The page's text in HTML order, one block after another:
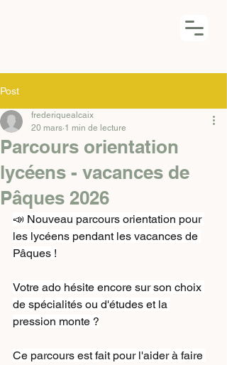
Post
Parcours orientation
lycéens - vacances de
Pâques 2026
frederiquealcaix
20 mars 1 min de lecture
📣 Nouveau parcours orientation pour
les lycéens pendant les vacances de
Pâques !
Votre ado hésite encore sur son choix
de spécialités ou d'études et la
pression monte ?
Ce parcours est fait pour l'aider à faire